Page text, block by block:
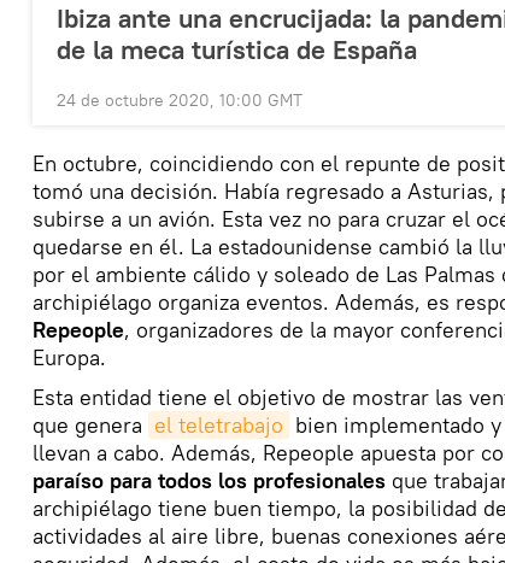
Ibiza ante una encrucijada: la
de la meca turística de España
24 de octubre 2020, 10:00 GMT
En octubre, coincidiendo con el repunte de
tomó una decisión. Había regresado a Asturias,
subirse a un avión. Esta vez no para cruzar el
quedarse en él. La estadounidense cambió la
por el ambiente cálido y soleado de Las Palmas
archipiélago organiza eventos. Además, es
Repeople, organizadores de la mayor
Europa.
Esta entidad tiene el objetivo de mostrar las
que genera el teletrabajo bien implementado
llevan a cabo. Además, Repeople apuesta por
paraíso para todos los profesionales que
archipiélago tiene buen tiempo, la posibilidad
actividades al aire libre, buenas conexiones